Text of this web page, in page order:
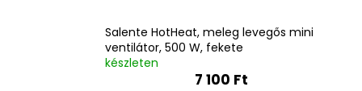
Salente HotHeat, meleg levegős mini
ventilátor, 500 W, fekete
készleten
7 100 Ft
KERESÉS